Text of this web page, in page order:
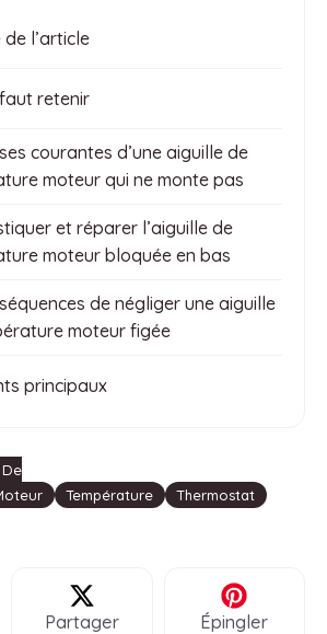
de l’article
faut retenir
courantes d’une aiguille de
moteur qui ne monte pas
et réparer l’aiguille de
moteur bloquée en bas
de négliger une aiguille
moteur figée
principaux
Température Thermostat
Partager Épingler